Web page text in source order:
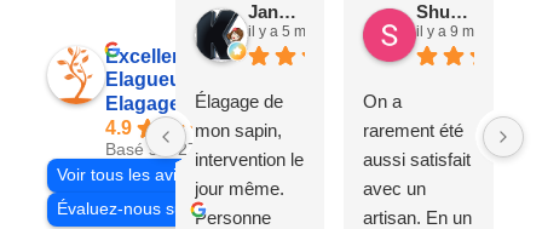
Excellent
Elagueur 77
Elagage Villiers
4.9
Basé sur 27 avis
Voir tous les avis
Évaluez-nous sur
Jane D.
il y a 5 mois
Élagage de
mon sapin,
intervention le
jour même.
Personne
Shuang & Jean K.
il y a 9 mois
On a
rarement été
aussi satisfait
avec un
artisan. En un